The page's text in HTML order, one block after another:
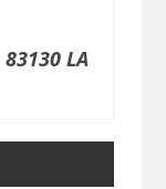
83130 LA